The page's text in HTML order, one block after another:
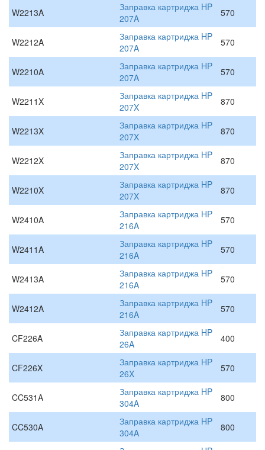
W2213A
Заправка картриджа HP
207A
570
W2212A
Заправка картриджа HP
207A
570
W2210A
Заправка картриджа HP
207A
570
W2211X
Заправка картриджа HP
207X
870
W2213X
Заправка картриджа HP
207X
870
W2212X
Заправка картриджа HP
207X
870
W2210X
Заправка картриджа HP
207X
870
W2410A
Заправка картриджа HP
216A
570
W2411A
Заправка картриджа HP
216A
570
W2413A
Заправка картриджа HP
216A
570
W2412A
Заправка картриджа HP
216A
570
CF226A
Заправка картриджа HP
26A
400
CF226X
Заправка картриджа HP
26X
570
CC531A
Заправка картриджа HP
304A
800
CC530A
Заправка картриджа HP
304A
800